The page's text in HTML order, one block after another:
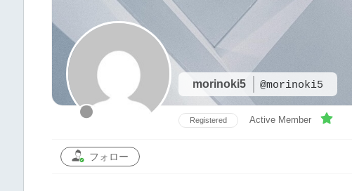
morinoki5 @morinoki5
Registered Active Member
フォロー